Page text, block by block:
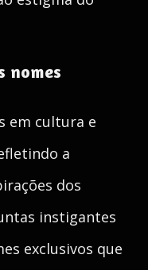
nomes
em cultura e
a
dos
instigantes
exclusivos que